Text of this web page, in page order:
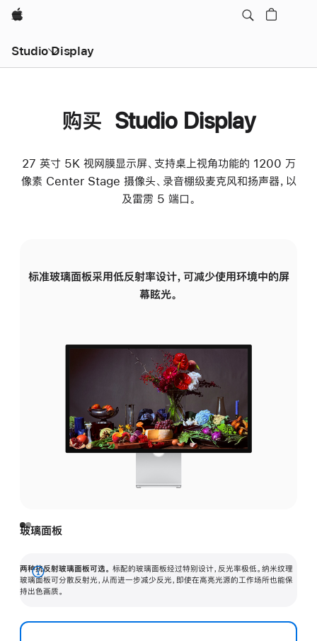
Apple
Studio Display
购买 Studio Display
27 英寸 5K 视网膜显示屏、支持桌上视角功能的 1200 万
像素 Center Stage 摄像头、录音棚级麦克风和扬声器，以
及雷雳 5 端口。
标准玻璃面板采用低反射率设计，可减少使用环境中的屏
幕眩光。
玻璃面板
两种抗反射玻璃面板可选。 标配的玻璃面板经过特别设计，反光率极低。纳米纹理
玻璃面板可分散反射光，从而进一步减少反光，即使在高亮光源的工作场所也能保
持出色画质。
展
开